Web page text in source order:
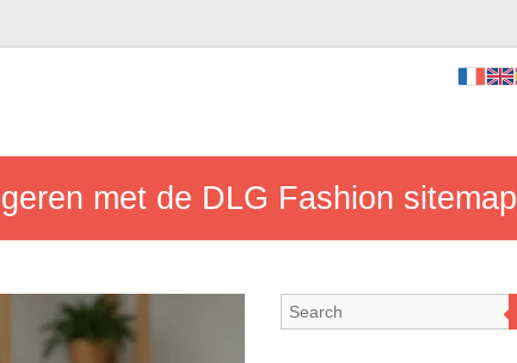
met de DLG Fashion sitemap